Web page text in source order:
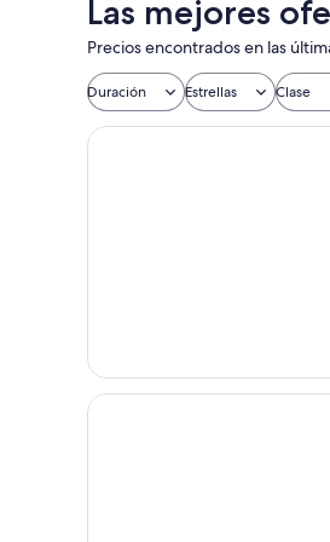
Las mejores
Precios encontrados en las
Duración Estrellas Clase
Hôtel Jules Verne Biarritz
Les Hortensias Du Lac -